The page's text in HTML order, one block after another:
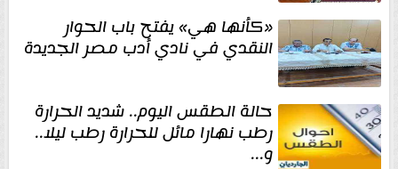
«كأنها هي» يفتح باب الحوار
النقدي في نادي أدب مصر الجديدة
حالة الطقس اليوم.. شديد الحرارة
رطب نهارا مائل للحرارة رطب ليلا..
و...